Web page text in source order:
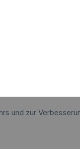
und zur